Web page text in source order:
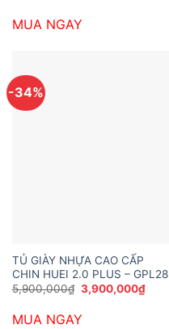
gốc
hiện
MUA NGAY
-34%
TỦ GIÀY NHỰA CAO CẤP
CHIN HUEI 2.0 PLUS – GPL28
5,900,000₫ Giá
gốc
5,900,000₫.
3,900,000₫Giá
hiện
MUA NGAY